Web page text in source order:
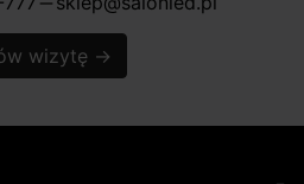
wizytę →